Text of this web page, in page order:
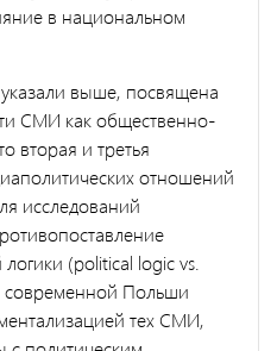
в национальном
выше, посвящена
СМИ как общественно-
вторая и третья
отношений
исследований
(political logic vs.
современной Польши
тех СМИ,